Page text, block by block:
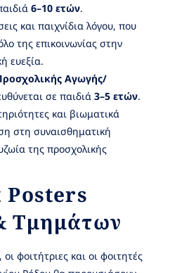
6–10 ετών.
και παιχνίδια λόγου, που
της επικοινωνίας στην
ευεξία.
Αγωγής/
σε παιδιά 3–5 ετών.
και βιωματικά
στη συναισθηματική
της προσχολικής
Posters
Τμημάτων
φοιτήτριες και οι φοιτητές